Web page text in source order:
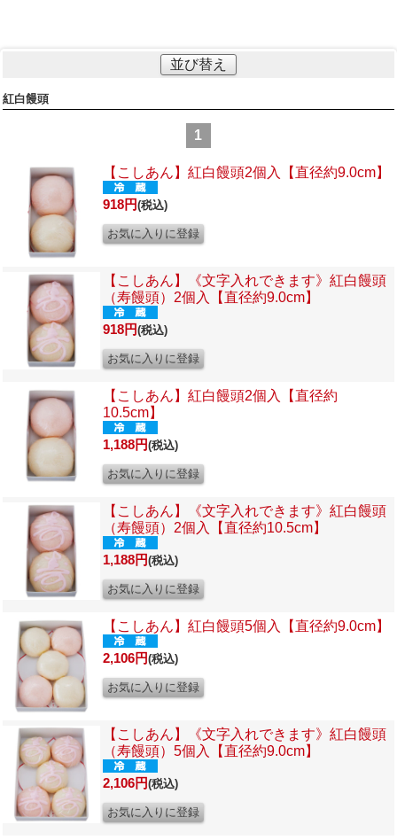
並び替え
紅白饅頭
1
【こしあん】 紅白饅頭2個入【直径約9.0cm】
918円(税込)
【こしあん】《文字入れできます》 紅白饅頭
（寿饅頭）2個入【直径約9.0cm】
918円(税込)
【こしあん】 紅白饅頭2個入【直径約
10.5cm】
1,188円(税込)
【こしあん】《文字入れできます》 紅白饅頭
（寿饅頭）2個入【直径約10.5cm】
1,188円(税込)
【こしあん】 紅白饅頭5個入【直径約9.0cm】
2,106円(税込)
【こしあん】《文字入れできます》 紅白饅頭
（寿饅頭）5個入【直径約9.0cm】
2,106円(税込)